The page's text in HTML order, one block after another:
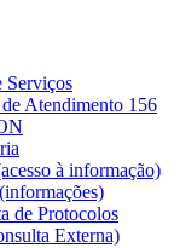
Serviços
Atendimento 156
à informação)
de Protocolos
Externa)